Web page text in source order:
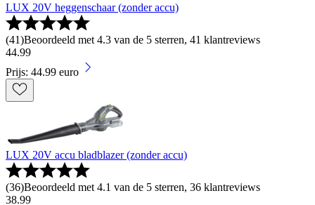
LUX 20V heggenschaar (zonder accu)
(41)Beoordeeld met 4.3 van de 5 sterren, 41 klantreviews
44.99
Prijs: 44.99 euro
LUX 20V accu bladblazer (zonder accu)
(36)Beoordeeld met 4.1 van de 5 sterren, 36 klantreviews
38.99